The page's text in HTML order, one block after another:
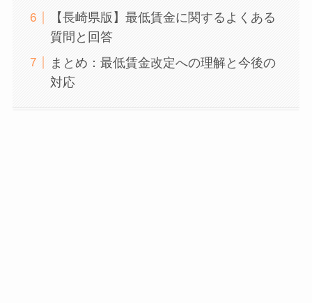
【長崎県版】最低賃金に関するよくある
質問と回答
まとめ：最低賃金改定への理解と今後の
対応